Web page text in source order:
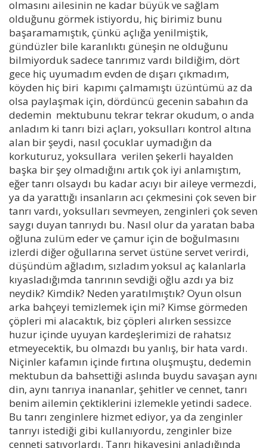
olmasını ailesinin ne kadar büyük ve sağlam
olduğunu görmek istiyordu, hiç birimiz bunu
başaramamıştık, çünkü açlığa yenilmiştik,
gündüzler bile karanlıktı güneşin ne olduğunu
bilmiyorduk sadece tanrımız vardı bildiğim, dört
gece hiç uyumadım evden de dışarı çıkmadım,
köyden hiç biri kapımı çalmamıştı üzüntümü az da
olsa paylaşmak için, dördüncü gecenin sabahın da
dedemin mektubunu tekrar tekrar okudum, o anda
anladım ki tanrı bizi açları, yoksulları kontrol altına
alan bir şeydi, nasıl çocuklar uymadığın da
korkuturuz, yoksullara verilen şekerli hayalden
başka bir şey olmadığını artık çok iyi anlamıştım,
eğer tanrı olsaydı bu kadar acıyı bir aileye vermezdi,
ya da yarattığı insanların acı çekmesini çok seven bir
tanrı vardı, yoksulları sevmeyen, zenginleri çok seven
saygı duyan tanrıydı bu. Nasıl olur da yaratan baba
oğluna zulüm eder ve çamur için de boğulmasını
izlerdi diğer oğullarına servet üstüne servet verirdi,
düşündüm ağladım, sızladım yoksul aç kalanlarla
kıyasladığımda tanrının sevdiği oğlu azdı ya biz
neydik? Kimdik? Neden yaratılmıştık? Oyun olsun
arka bahçeyi temizlemek için mi? Kimse görmeden
çöpleri mi alacaktık, biz çöpleri alırken sessizce
huzur içinde uyuyan kardeşlerimizi de rahatsız
etmeyecektik, bu olmazdı bu yanlış, bir hata vardı.
Niçinler kafamın içinde fırtına oluşmuştu, dedemin
mektubun da bahsettiği aslında buydu savaşan aynı
din, aynı tanrıya inananlar, şehitler ve cennet, tanrı
benim ailemin çektiklerini izlemekle yetindi sadece.
Bu tanrı zenginlere hizmet ediyor, ya da zenginler
tanrıyı istediği gibi kullanıyordu, zenginler bize
cenneti satıyorlardı. Tanrı hikayesini anladığında